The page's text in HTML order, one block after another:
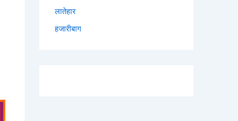
लातेहार
हजारीबाग